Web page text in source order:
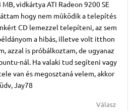
vidkártya ATI Radeon 9200 SE
hogy nem mûködik a telepítés
CD lemezzel telepíteni, az sem
a hibás, illetve volt itthon
azzal is próbálkoztam, de ugyanaz
nál. Ha valaki tud segíteni vagy
van és megosztaná velem, akkor
Jay78
Válasz